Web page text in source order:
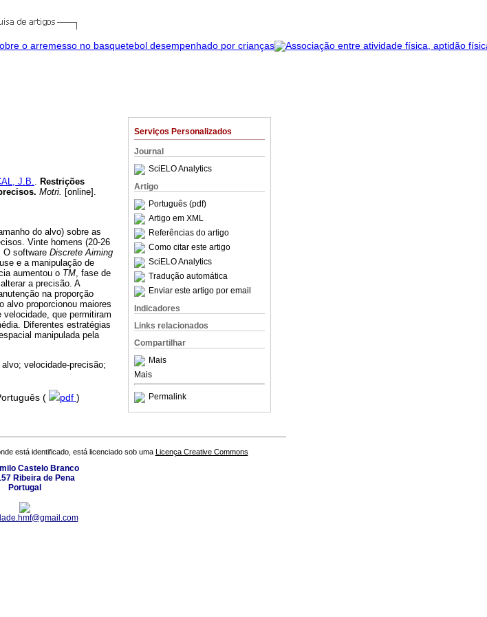
Serviços Personalizados
Journal
SciELO Analytics
Artigo
Português (pdf)
Artigo em XML
Referências do artigo
Como citar este artigo
SciELO Analytics
Tradução automática
Enviar este artigo por email
Indicadores
Links relacionados
Compartilhar
Mais
Mais
Permalink
J.B.. Restrições
. Motri. [online].
do alvo) sobre as
Vinte homens (20-26
O software Discrete Aiming
e a manipulação de
aumentou o TM, fase de
a precisão. A
na proporção
alvo proporcionou maiores
que permitiram
Diferentes estratégias
manipulada pela
velocidade-precisão;
( pdf )
está identificado, está licenciado sob uma Licença Creative Commons
Castelo Branco
Ribeira de Pena
Portugal